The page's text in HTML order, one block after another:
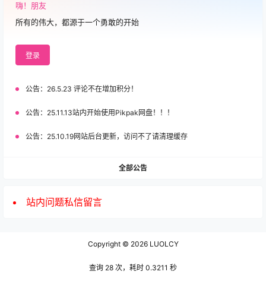
嗨！朋友
所有的伟大，都源于一个勇敢的开始
登录
公告： 26.5.23 评论不在增加积分！
公告： 25.11.13站内开始使用Pikpak网盘！！！
公告： 25.10.19网站后台更新，访问不了请清理缓存
全部公告
站内问题私信留言
Copyright © 2026LUOLCY
查询 28 次，耗时 0.3211 秒